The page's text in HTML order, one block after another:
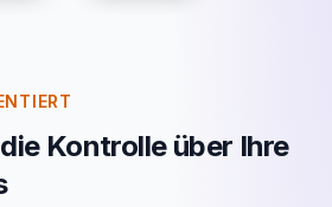
Kontrolle über Ihre